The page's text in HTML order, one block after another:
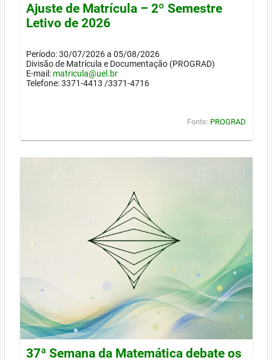
Ajuste de Matrícula – 2º Semestre
Letivo de 2026
Período: 30/07/2026 a 05/08/2026
Divisão de Matrícula e Documentação (PROGRAD)
E-mail: matricula@uel.br
Telefone: 3371-4413 /3371-4716
Fonte: PROGRAD
37ª Semana da Matemática debate os